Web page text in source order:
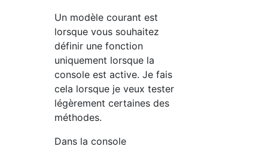
Un modèle courant est
lorsque vous souhaitez
définir une fonction
uniquement lorsque la
console est active. Je fais
cela lorsque je veux tester
légèrement certaines des
méthodes.
Dans la console